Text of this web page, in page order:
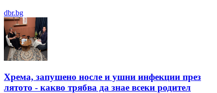
dbr.bg
Хрема, запушено носле и ушни инфекции през
лятотo - какво трябва да знае всеки родител